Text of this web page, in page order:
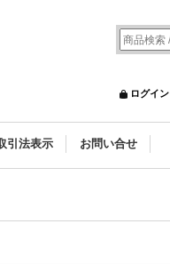
ログイン
引法表示 お問い合せ